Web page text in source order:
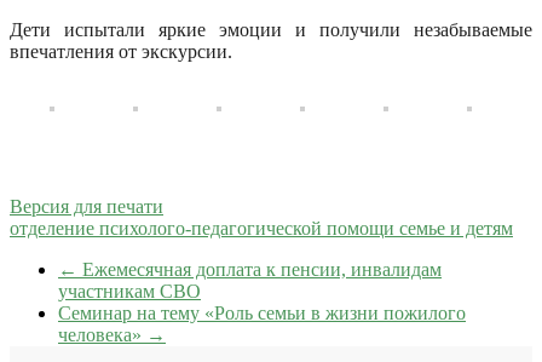
Дети испытали яркие эмоции и получили незабываемые
впечатления от экскурсии.
Версия для печати
отделение психолого-педагогической помощи семье и детям
← Ежемесячная доплата к пенсии, инвалидам
участникам СВО
Семинар на тему «Роль семьи в жизни пожилого
человека» →